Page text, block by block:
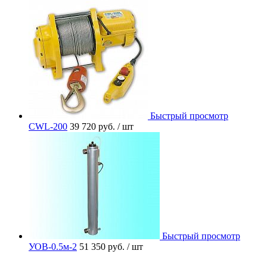
Быстрый просмотр
CWL-200 39 720 руб. / шт
Быстрый просмотр
УОВ-0.5м-2 51 350 руб. / шт